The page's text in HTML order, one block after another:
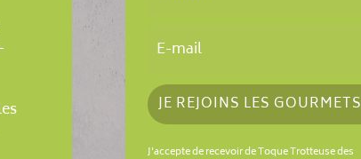
JE REJOINS LES GOURMETS
J'accepte de recevoir de Toque Trotteuse des